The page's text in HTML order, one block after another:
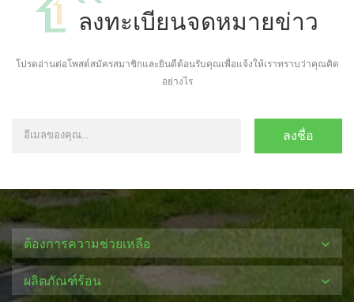
ลงทะเบียนจดหมายข่าว
โปรดอ่านต่อโพสต์สมัครสมาชิกและยินดีต้อนรับคุณเพื่อแจ้งให้เราทราบว่าคุณคิด
อย่างไร
ต้องการความช่วยเหลือ
ผลิตภัณฑ์ร้อน